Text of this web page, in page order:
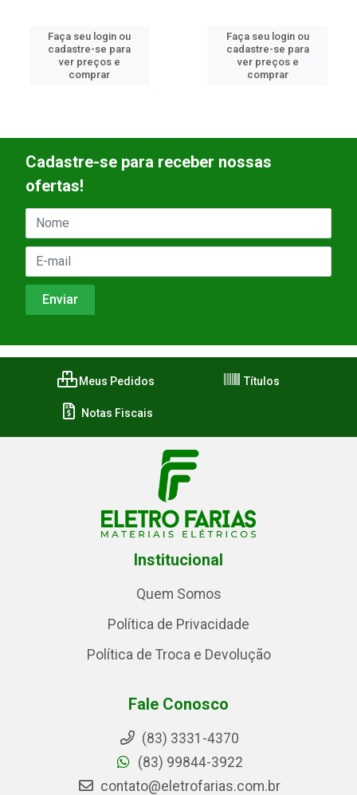
Faça seu login ou
cadastre-se para
ver preços e
comprar
Faça seu login ou
cadastre-se para
ver preços e
comprar
Cadastre-se para receber nossas
ofertas!
Meus Pedidos Títulos
Notas Fiscais
Institucional
Quem Somos
Política de Privacidade
Política de Troca e Devolução
Fale Conosco
(83) 3331-4370
(83) 99844-3922
contato@eletrofarias.com.br